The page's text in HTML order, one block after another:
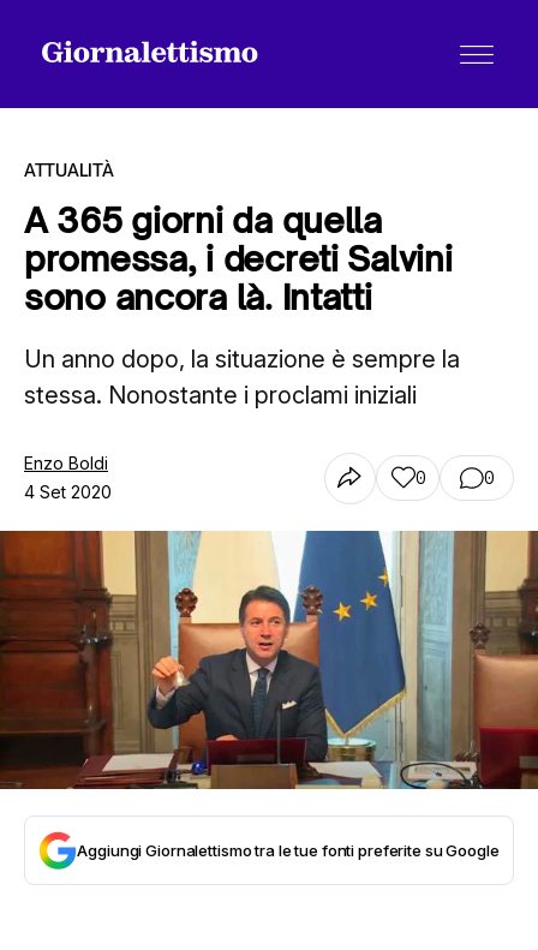
Tutti gli articoli
Chi siamo
Contatti
ATTUALITÀ
A 365 giorni da quella
promessa, i decreti Salvini
sono ancora là. Intatti
Un anno dopo, la situazione è sempre la
stessa. Nonostante i proclami iniziali
Enzo Boldi
4 Set 2020
0 0
Aggiungi Giornalettismo tra le tue fonti preferite su Google